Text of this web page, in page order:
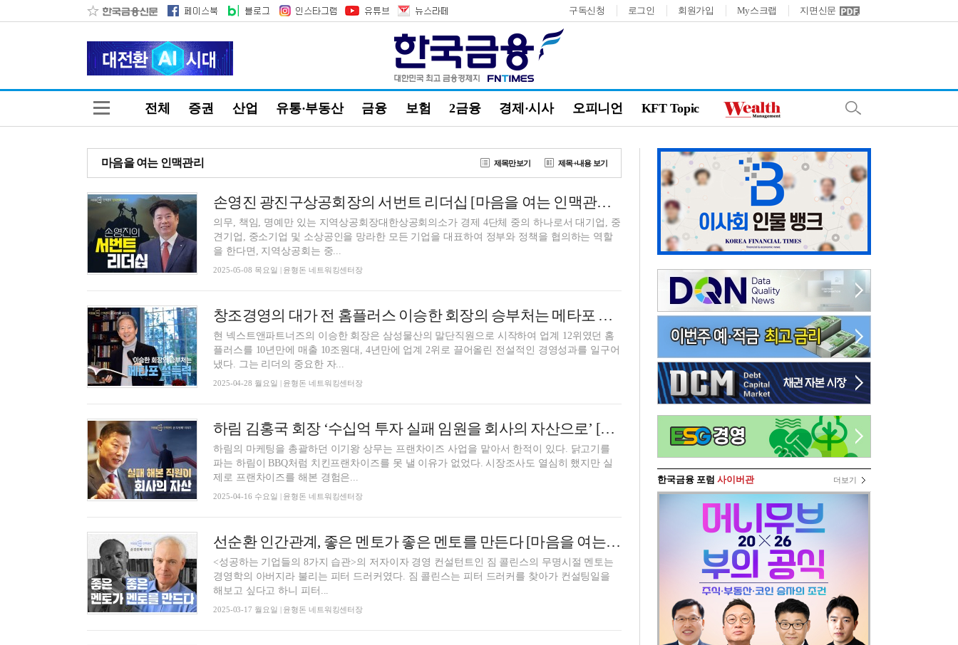
구독신청 로그인 회원가입 My스크랩 지면신문
전체 증권 산업 유통·부동산 금융 보험 2금융 경제·시사 오피니언 KFT Topic
마음을 여는 인맥관리 제목만보기 제목+내용 보기
손영진 광진구상공회장의 서번트 리더십 [마음을 여는 인맥관리 54]
의무, 책임, 명예만 있는 지역상공회장대한상공회의소가 경제 4단체 중의 하나로서 대기업, 중
견기업, 중소기업 및 소상공인을 망라한 모든 기업을 대표하여 정부와 정책을 협의하는 역할
을 한다면, 지역상공회는 중...
2025-05-08 목요일 | 윤형돈 네트워킹센터장
창조경영의 대가 전 홈플러스 이승한 회장의 승부처는 메타포 설득력’ [마음을 여는 인맥관리 53]
현 넥스트앤파트너즈의 이승한 회장은 삼성물산의 말단직원으로 시작하여 업계 12위였던 홈
플러스를 10년만에 매출 10조원대, 4년만에 업계 2위로 끌어올린 전설적인 경영성과를 일구어
냈다. 그는 리더의 중요한 자...
2025-04-28 월요일 | 윤형돈 네트워킹센터장
하림 김홍국 회장 ‘수십억 투자 실패 임원을 회사의 자산으로’ [마음을 여는 인맥관리 52]
하림의 마케팅을 총괄하던 이기왕 상무는 프랜차이즈 사업을 맡아서 한적이 있다. 닭고기를
파는 하림이 BBQ처럼 치킨프랜차이즈를 못 낼 이유가 없었다. 시장조사도 열심히 했지만 실
제로 프랜차이즈를 해본 경험은...
2025-04-16 수요일 | 윤형돈 네트워킹센터장
선순환 인간관계, 좋은 멘토가 좋은 멘토를 만든다 [마음을 여는 인맥관리 51]
<성공하는 기업들의 8가지 습관>의 저자이자 경영 컨설턴트인 짐 콜린스의 무명시절 멘토는
경영학의 아버지라 불리는 피터 드러커였다. 짐 콜린스는 피터 드러커를 찾아가 컨설팅일을
해보고 싶다고 하니 피터...
2025-03-17 월요일 | 윤형돈 네트워킹센터장
한국금융 포럼 사이버관 더보기